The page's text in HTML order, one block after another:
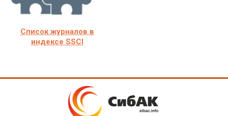
Список журналов в
индексе SSCI